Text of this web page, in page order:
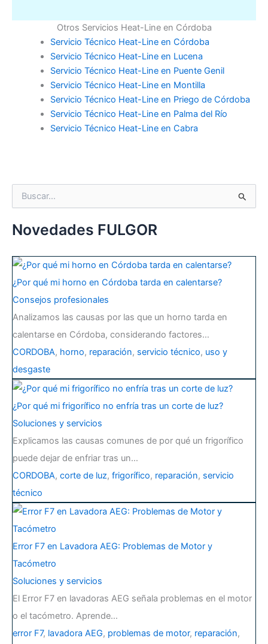
Otros Servicios Heat-Line en Córdoba
Servicio Técnico Heat-Line en Córdoba
Servicio Técnico Heat-Line en Lucena
Servicio Técnico Heat-Line en Puente Genil
Servicio Técnico Heat-Line en Montilla
Servicio Técnico Heat-Line en Priego de Córdoba
Servicio Técnico Heat-Line en Palma del Río
Servicio Técnico Heat-Line en Cabra
c
a
p
r
:
Novedades FULGOR
¿Por qué mi horno en Córdoba tarda en calentarse?
Consejos profesionales
Analizamos las causas por las que un horno tarda en
calentarse en Córdoba, considerando factores…
CORDOBA, horno, reparación, servicio técnico, uso y
desgaste
¿Por qué mi frigorífico no enfría tras un corte de luz?
Soluciones y servicios
Explicamos las causas comunes de por qué un frigorífico
puede dejar de enfriar tras un…
CORDOBA, corte de luz, frigorífico, reparación, servicio
técnico
Error F7 en Lavadora AEG: Problemas de Motor y
Tacómetro
Soluciones y servicios
El Error F7 en lavadoras AEG señala problemas en el motor
o el tacómetro. Aprende…
error F7, lavadora AEG, problemas de motor, reparación,